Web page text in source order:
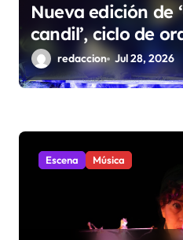
a
s
Nueva edición de
candil’, ciclo de
microrruralidad
redaccion Jul 28, 2026
Escena Música